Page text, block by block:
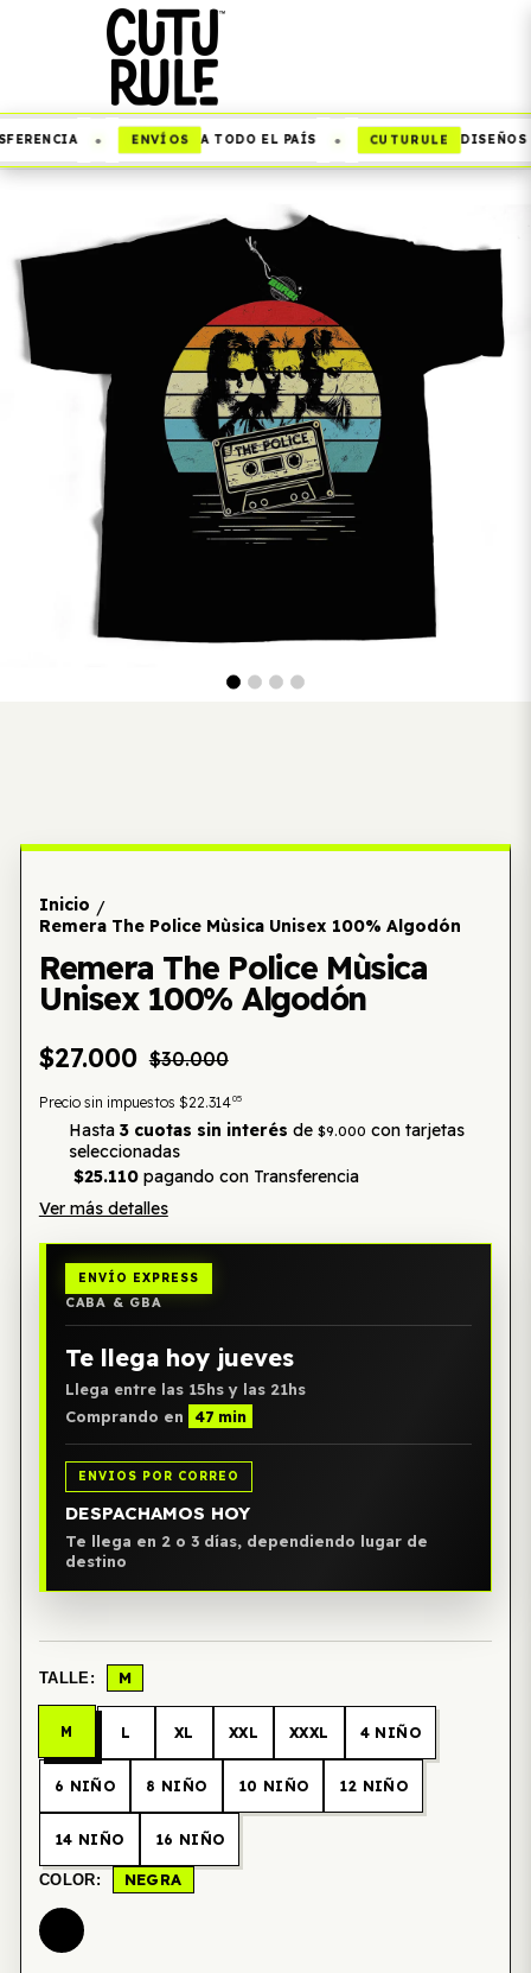
ENVÍOS A TODO EL PAÍS CUTURULE DISEÑOS
Inicio /
Remera The Police Mùsica Unisex 100% Algodón
Remera The Police Mùsica
Unisex 100% Algodón
$27.000 $30.000
Precio sin impuestos $22.31405
Hasta 3 cuotas sin interés de $9.000 con tarjetas
seleccionadas
$25.110pagando con Transferencia
Ver más detalles
ENVÍO EXPRESS
CABA & GBA
Te llega hoy jueves
Llega entre las 15hs y las 21hs
Comprando en
47 min
ENVIOS POR CORREO
DESPACHAMOS HOY
Te llega en 2 o 3 días, dependiendo lugar de
destino
TALLE: M
M L XL XXL XXXL 4 NIÑO
6 NIÑO 8 NIÑO 10 NIÑO 12 NIÑO
14 NIÑO 16 NIÑO
COLOR: NEGRA